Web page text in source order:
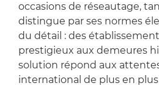
occasions de réseautage,
distingue par ses normes
du détail : des
prestigieux aux demeures
solution répond aux
international de plus en